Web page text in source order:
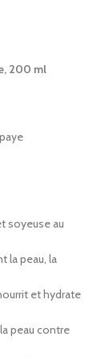
200 ml
soyeuse au
la peau, la
et hydrate
peau contre